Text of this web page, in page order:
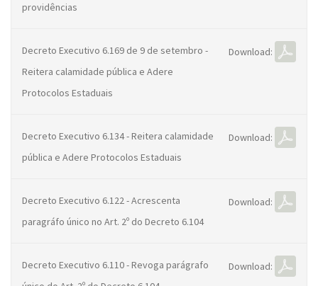
providências
Decreto Executivo 6.169 de 9 de setembro -
Reitera calamidade pública e Adere
Protocolos Estaduais
Download:
Decreto Executivo 6.134 - Reitera calamidade
pública e Adere Protocolos Estaduais
Download:
Decreto Executivo 6.122 - Acrescenta
paragráfo único no Art. 2º do Decreto 6.104
Download:
Decreto Executivo 6.110 - Revoga parágrafo
Download: